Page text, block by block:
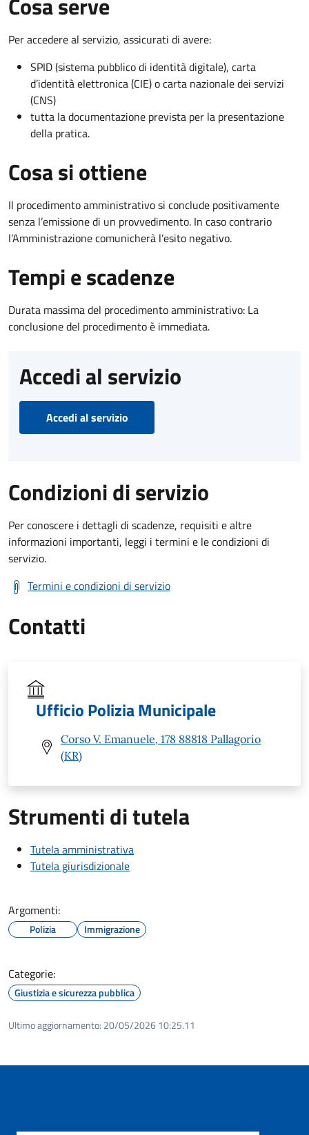
Per accedere al servizio, assicurati di avere:
SPID (sistema pubblico di identità digitale), carta
d’identità elettronica (CIE) o carta nazionale dei servizi
(CNS)
tutta la documentazione prevista per la presentazione
della pratica.
Cosa si ottiene
Il procedimento amministrativo si conclude positivamente
senza l’emissione di un provvedimento. In caso contrario
l’Amministrazione comunicherà l’esito negativo.
Tempi e scadenze
Durata massima del procedimento amministrativo: La
conclusione del procedimento è immediata.
Accedi al servizio
Accedi al servizio
Condizioni di servizio
Per conoscere i dettagli di scadenze, requisiti e altre
informazioni importanti, leggi i termini e le condizioni di
servizio.
Termini e condizioni di servizio
Contatti
Ufficio Polizia Municipale
Corso V. Emanuele, 178 88818 Pallagorio
(KR)
Strumenti di tutela
Tutela amministrativa
Tutela giurisdizionale
Argomenti:
Polizia Immigrazione
Categorie:
Giustizia e sicurezza pubblica
Ultimo aggiornamento: 20/05/2026 10:25.11